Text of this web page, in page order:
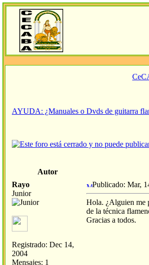
AYUDA: ¿Manuales o Dvds de guitarra
Autor
Rayo
Junior
Registrado: Dec 14,
2004
Mensajes: 1
Publicado: Mar,
Hola. ¿Alguien me
de la técnica
Gracias a todos.